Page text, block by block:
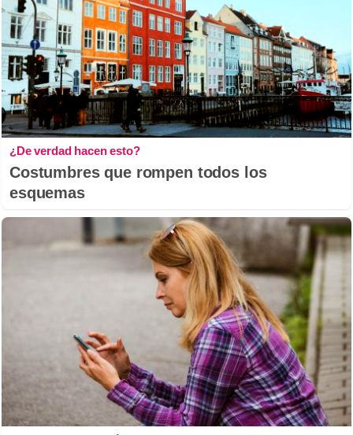
¿De verdad hacen esto?
Costumbres que rompen todos los
esquemas